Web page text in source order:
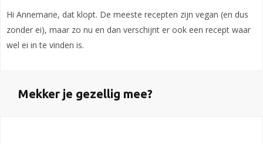
Hi Annemarie, dat klopt. De meeste recepten zijn vegan (en dus
zonder ei), maar zo nu en dan verschijnt er ook een recept waar
wel ei in te vinden is.
Mekker je gezellig mee?